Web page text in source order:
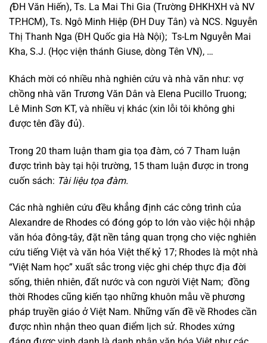
(ĐH Văn Hiến), Ts. La Mai Thi Gia (Trường ĐHKHXH và NV
TP.HCM), Ts. Ngô Minh Hiệp (ĐH Duy Tân) và NCS. Nguyễn
Thị Thanh Nga (ĐH Quốc gia Hà Nội); Ts-Lm Nguyễn Mai
Kha, S.J. (Học viện thánh Giuse, dòng Tên VN), …
Khách mời có nhiều nhà nghiên cứu và nhà văn như: vợ
chồng nhà văn Trương Văn Dân và Elena Pucillo Truong;
Lê Minh Sơn KT, và nhiều vị khác (xin lỗi tôi không ghi
được tên đầy đủ).
Trong 20 tham luận tham gia tọa đàm, có 7 Tham luận
được trình bày tại hội trường, 15 tham luận được in trong
cuốn sách: Tài liệu tọa đàm.
Các nhà nghiên cứu đều khẳng định các công trình của
Alexandre de Rhodes có đóng góp to lớn vào việc hội nhập
văn hóa đông-tây, đặt nền tảng quan trọng cho việc nghiên
cứu tiếng Việt và văn hóa Việt thế kỷ 17; Rhodes là một nhà
“Việt Nam học” xuất sắc trong việc ghi chép thực địa đời
sống, thiên nhiên, đất nước và con người Việt Nam; đồng
thời Rhodes cũng kiến tạo những khuôn mẫu về phương
pháp truyền giáo ở Việt Nam. Những vấn đề về Rhodes cần
được nhìn nhận theo quan điểm lịch sử. Rhodes xứng